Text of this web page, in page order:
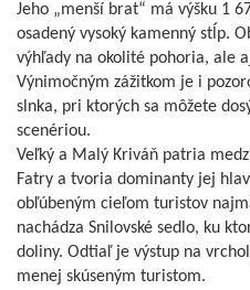
Jeho „menší brat“ má výšku 1
osadený vysoký kamenný stĺp.
výhľady na okolité pohoria, ale
Výnimočným zážitkom je i
slnka, pri ktorých sa môžete
scenériou.
Veľký a Malý Kriváň patria
Fatry a tvoria dominanty jej
obľúbeným cieľom turistov
nachádza Snilovské sedlo, ku
doliny. Odtiaľ je výstup na
menej skúseným turistom.